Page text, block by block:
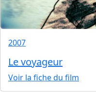
2007
Le voyageur
Voir la fiche du film